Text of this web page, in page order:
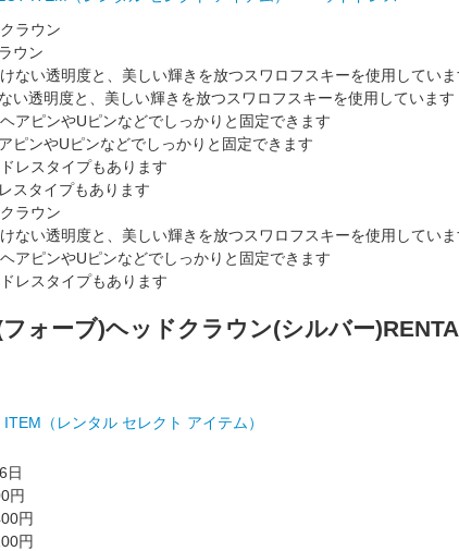
ウン
い透明度と、美しい輝きを放つスワロフスキーを使用しています
ピンやUピンなどでしっかりと固定できます
スタイプもあります
フォーブ)ヘッドクラウン(シルバー
（レンタル セレクト アイテム）
日
円
円
円